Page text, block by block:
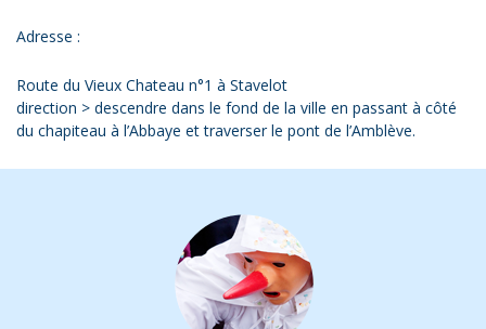
Adresse :
Route du Vieux Chateau n°1 à Stavelot
direction > descendre dans le fond de la ville en passant à côté
du chapiteau à l’Abbaye et traverser le pont de l’Amblève.